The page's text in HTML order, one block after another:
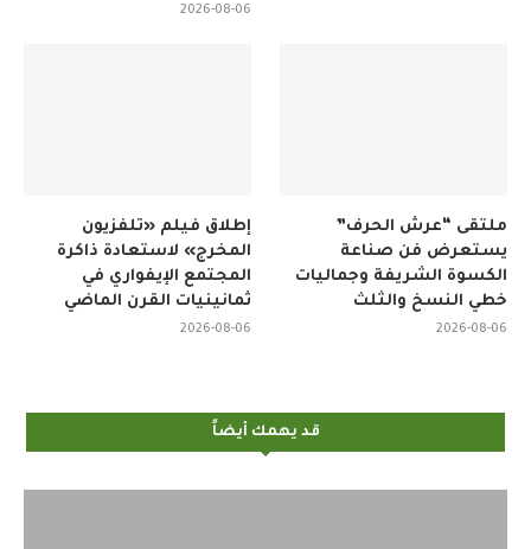
2026-08-06
إطلاق فيلم «تلفزيون
المخرج» لاستعادة ذاكرة
المجتمع الإيفواري في
ثمانينيات القرن الماضي
2026-08-06
ملتقى “عرش الحرف”
يستعرض فن صناعة
الكسوة الشريفة وجماليات
خطي النسخ والثلث
2026-08-06
قد يهمك أيضاً